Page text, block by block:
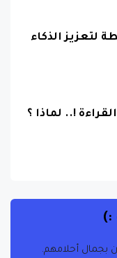
الذكاء
!.. لماذا ؟
:)
بجمال أحلامهم.